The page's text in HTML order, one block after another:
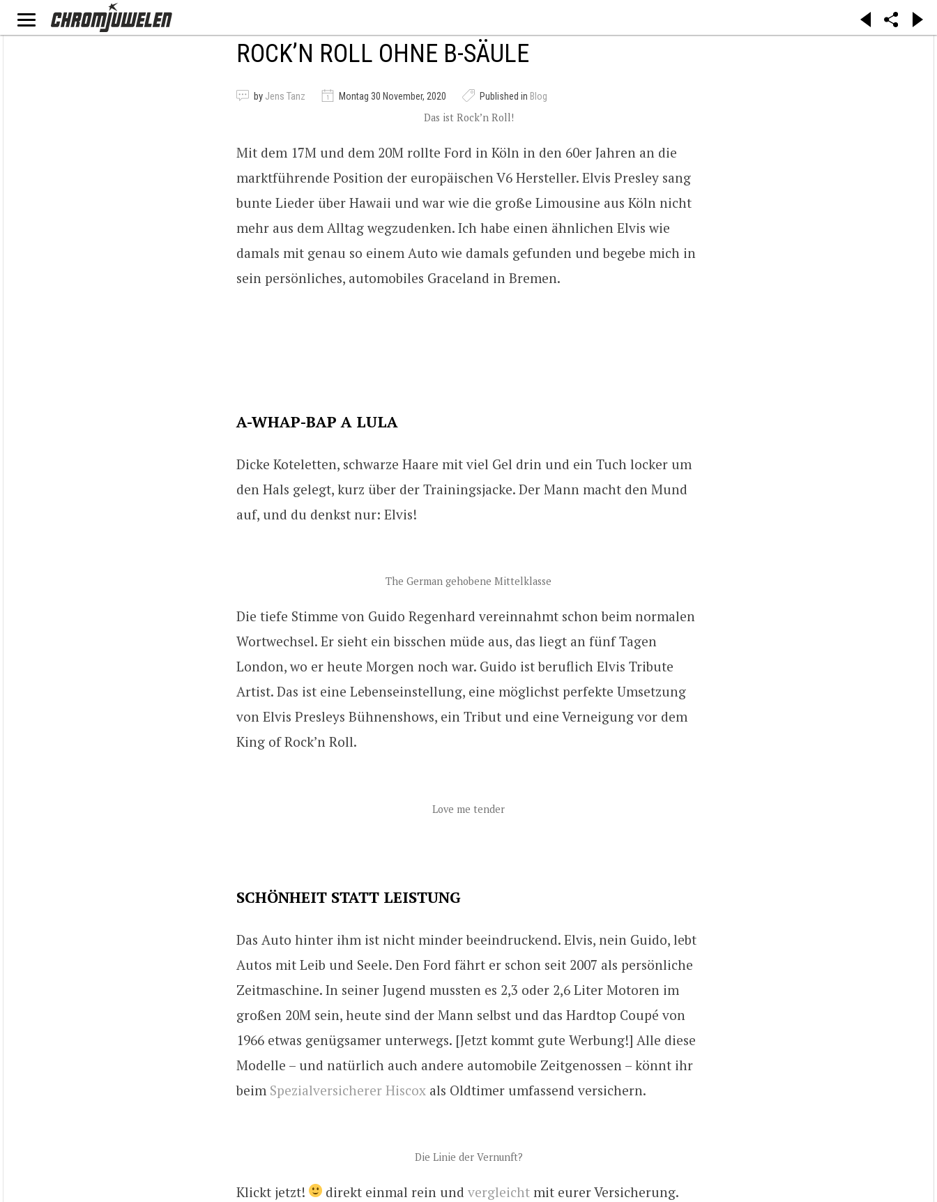
ROCK’N ROLL OHNE B-SÄULE
by Jens Tanz Montag 30 November, 2020 Published in Blog
Das ist Rock’n Roll!
Mit dem 17M und dem 20M rollte Ford in Köln in den 60er Jahren an die
marktführende Position der europäischen V6 Hersteller. Elvis Presley sang
bunte Lieder über Hawaii und war wie die große Limousine aus Köln nicht
mehr aus dem Alltag wegzudenken. Ich habe einen ähnlichen Elvis wie
damals mit genau so einem Auto wie damals gefunden und begebe mich in
sein persönliches, automobiles Graceland in Bremen.
A-WHAP-BAP A LULA
Dicke Koteletten, schwarze Haare mit viel Gel drin und ein Tuch locker um
den Hals gelegt, kurz über der Trainingsjacke. Der Mann macht den Mund
auf, und du denkst nur: Elvis!
The German gehobene Mittelklasse
Die tiefe Stimme von Guido Regenhard vereinnahmt schon beim normalen
Wortwechsel. Er sieht ein bisschen müde aus, das liegt an fünf Tagen
London, wo er heute Morgen noch war. Guido ist beruflich Elvis Tribute
Artist. Das ist eine Lebenseinstellung, eine möglichst perfekte Umsetzung
von Elvis Presleys Bühnenshows, ein Tribut und eine Verneigung vor dem
King of Rock’n Roll.
Love me tender
SCHÖNHEIT STATT LEISTUNG
Das Auto hinter ihm ist nicht minder beeindruckend. Elvis, nein Guido, lebt
Autos mit Leib und Seele. Den Ford fährt er schon seit 2007 als persönliche
Zeitmaschine. In seiner Jugend mussten es 2,3 oder 2,6 Liter Motoren im
großen 20M sein, heute sind der Mann selbst und das Hardtop Coupé von
1966 etwas genügsamer unterwegs. [Jetzt kommt gute Werbung!] Alle diese
Modelle – und natürlich auch andere automobile Zeitgenossen – könnt ihr
beim Spezialversicherer Hiscox als Oldtimer umfassend versichern.
Die Linie der Vernunft?
Klickt jetzt! direkt einmal rein undvergleicht mit eurer Versicherung.